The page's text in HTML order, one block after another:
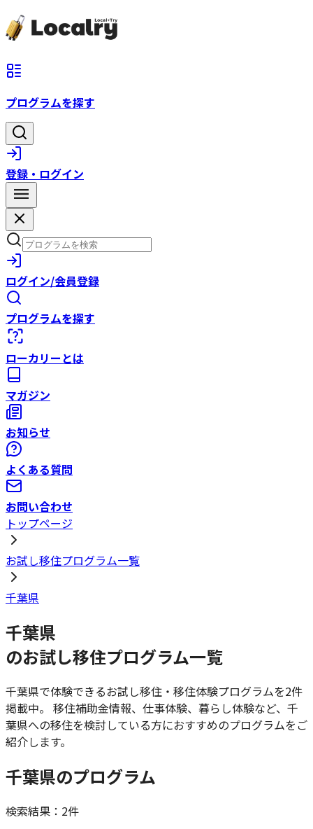
プログラムを探す
登録・ログイン
ログイン/会員登録
プログラムを探す
ローカリーとは
マガジン
お知らせ
よくある質問
お問い合わせ
トップページ
お試し移住プログラム一覧
千葉県
千葉県
のお試し移住プログラム一覧
千葉県で体験できるお試し移住・移住体験プログラムを2件
掲載中。 移住補助金情報、仕事体験、暮らし体験など、 千
葉県への移住を検討している方におすすめのプログラムをご
紹介します。
千葉県のプログラム
検索結果： 2件